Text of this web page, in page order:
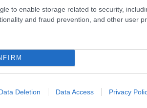
to enable storage related to security,
and fraud prevention, and other user
Deletion Data Access Privacy